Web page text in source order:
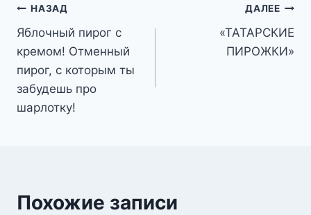
Навигация
по
записям
НАЗАД
Яблочный пирог с
кремом! Отменный
пирог, с которым ты
забудешь про
шарлотку!
ДАЛЕЕ
«ТАТАРСКИЕ
ПИРОЖКИ»
Похожие записи